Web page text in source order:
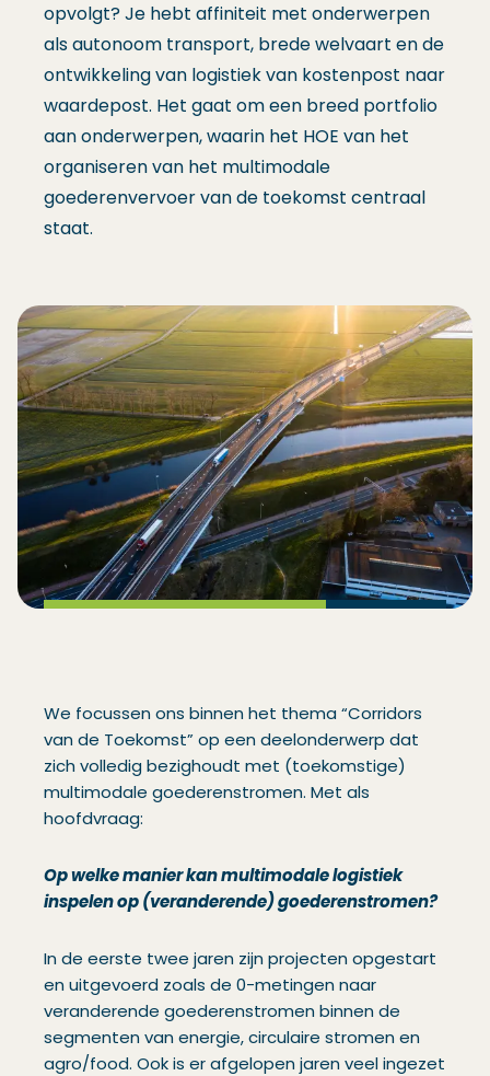
opvolgt? Je hebt affiniteit met onderwerpen
als autonoom transport, brede welvaart en de
ontwikkeling van logistiek van kostenpost naar
waardepost. Het gaat om een breed portfolio
aan onderwerpen, waarin het HOE van het
organiseren van het multimodale
goederenvervoer van de toekomst centraal
staat.
We focussen ons binnen het thema “Corridors
van de Toekomst” op een deelonderwerp dat
zich volledig bezighoudt met (toekomstige)
multimodale goederenstromen. Met als
hoofdvraag:
Op welke manier kan multimodale logistiek
inspelen op (veranderende) goederenstromen?
In de eerste twee jaren zijn projecten opgestart
en uitgevoerd zoals de 0-metingen naar
veranderende goederenstromen binnen de
segmenten van energie, circulaire stromen en
agro/food. Ook is er afgelopen jaren veel ingezet